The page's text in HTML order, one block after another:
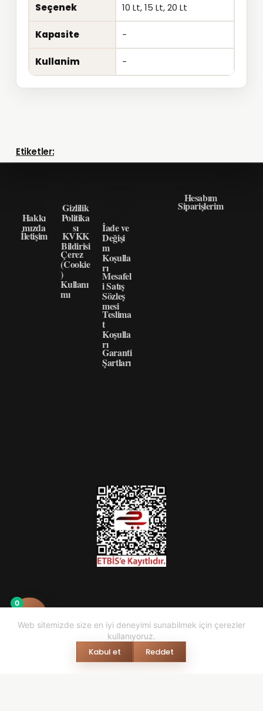
Web sitemizde size en iyi deneyimi sunabilmek için çerezler
kullanıyoruz.
Kabul et Reddet
Seçenek 10 Lt, 15 Lt, 20 Lt
Kapasite -
Kullanim -
Etiketler:
Hakkı
mızda
İletişim
Gizlilik
Politika
sı
KVKK
Bildirisi
Çerez
(Cookie
)
Kullanı
mı
İade ve
Değişi
m
Koşulla
rı
Mesafel
i Satış
Sözleş
mesi
Teslima
t
Koşulla
rı
Garanti
Şartları
Hesabım
Siparişlerim
0